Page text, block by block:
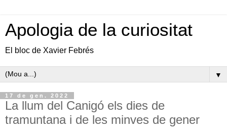
Apologia de la curiositat
El bloc de Xavier Febrés
▼
17 de gen. 2022
La llum del Canigó els dies de
tramuntana i de les minves de gener